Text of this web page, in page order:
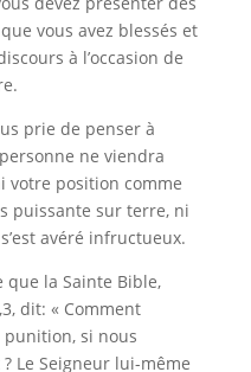
vous avez blessés et
à l’occasion de
prie de penser à
ne viendra
votre position comme
puissante sur terre, ni
avéré infructueux.
que la Sainte Bible,
dit: « Comment
si nous
Le Seigneur lui-même